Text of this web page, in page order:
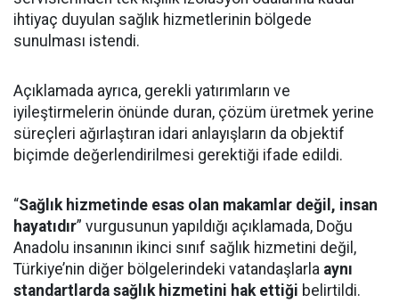
ihtiyaç duyulan sağlık hizmetlerinin bölgede
sunulması istendi.
Açıklamada ayrıca, gerekli yatırımların ve
iyileştirmelerin önünde duran, çözüm üretmek yerine
süreçleri ağırlaştıran idari anlayışların da objektif
biçimde değerlendirilmesi gerektiği ifade edildi.
“Sağlık hizmetinde esas olan makamlar değil, insan
hayatıdır” vurgusunun yapıldığı açıklamada, Doğu
Anadolu insanının ikinci sınıf sağlık hizmetini değil,
Türkiye’nin diğer bölgelerindeki vatandaşlarla aynı
standartlarda sağlık hizmetini hak ettiği belirtildi.